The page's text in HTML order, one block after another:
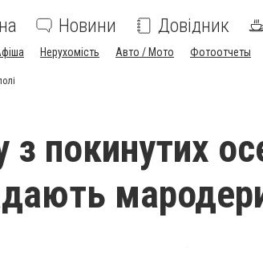
Новини Довідник
Нерухомість Авто / Мото Фотоотчеты
з покинутих